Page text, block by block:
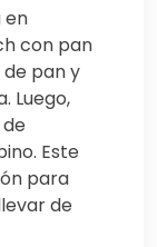
en
con pan
pan y
Luego,
Este
para
de